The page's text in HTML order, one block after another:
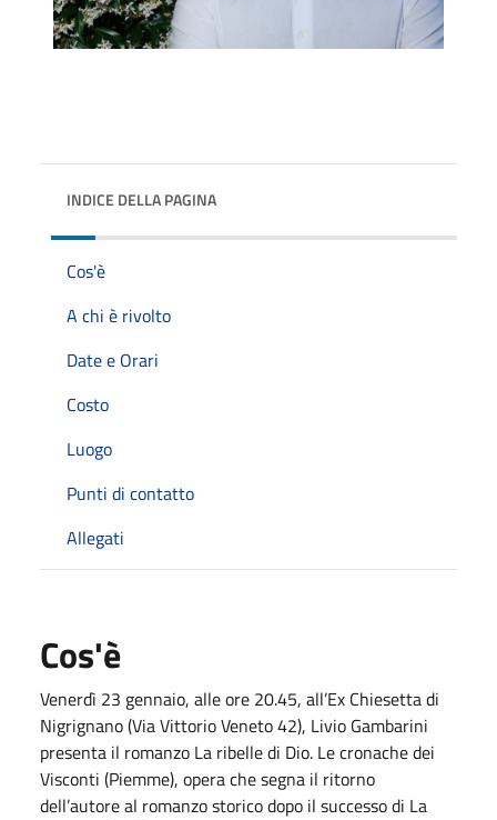
INDICE DELLA PAGINA
Cos'è
A chi è rivolto
Date e Orari
Costo
Luogo
Punti di contatto
Allegati
Cos'è
Venerdì 23 gennaio, alle ore 20.45, all’Ex Chiesetta di
Nigrignano (Via Vittorio Veneto 42), Livio Gambarini
presenta il romanzo La ribelle di Dio. Le cronache dei
Visconti (Piemme), opera che segna il ritorno
dell’autore al romanzo storico dopo il successo di La